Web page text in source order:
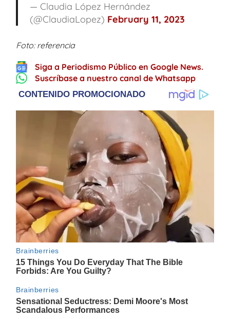
— Claudia López Hernández
(@ClaudiaLopez) February 11, 2023
Foto: referencia
Siga a Periodismo Público en Google News.
Suscríbase a nuestro canal de Whatsapp